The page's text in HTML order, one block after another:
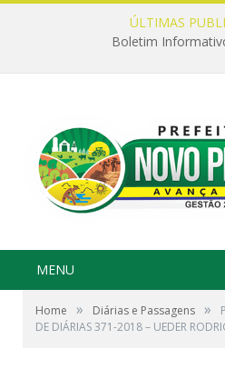
ÚLTIMAS
Boletim
MENU
Home » Diárias e Passagens »
DE DIÁRIAS 371-2018 – UEDER